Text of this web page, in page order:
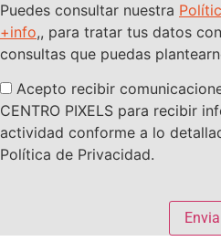
Puedes consultar nuestra
+info,, para tratar tus datos
consultas que puedas
Acepto recibir
CENTRO PIXELS para recibir
actividad conforme a lo
Política de Privacidad.